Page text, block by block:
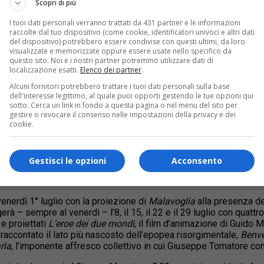
barriera, la rassegna di “quartiere” che negli anni ha riscosso
Organizzata da Aiace Torino e dalla Circoscrizione 6
ai residenti delle zone Barriera di Milano e Regio Parco,
cintura e della provincia.
sale di proiezione,Cinema di barriera, curato come sempre da
in cartellone film d’autore che offrono spunti di
d’Italia e al tema dell’identità nazionale, soffermandosi in
generazioni quali protagoniste di epocali fasi di
1° luglio con la proiezione di Malavoglia alla presenza
– sempre al venerdì – l’8, il 15, il 22 e il 29 luglio con
e proiettati L’eroe dei due mondi, il film d’animazione di Guido
il lato più nascosto dell’epopea risorgimentale,
, l’imponente affresco collettivo in cui Giuseppe Tornatore
Scopri di più
I tuoi dati personali verranno trattati da 431 partner e le informazioni
raccolte dal tuo dispositivo (come cookie, identificatori univoci e altri dati
del dispositivo) potrebbero essere condivise con questi ultimi, da loro
visualizzate e memorizzate oppure essere usate nello specifico da
questo sito. Noi e i nostri partner potremmo utilizzare dati di
localizzazione esatti. Elenco dei partner.
Alcuni fornitori potrebbero trattare i tuoi dati personali sulla base
dell'interesse legittimo, al quale puoi opporti gestendo le tue opzioni qui
sotto. Cerca un link in fondo a questa pagina o nel menu del sito per
gestire o revocare il consenso nelle impostazioni della privacy e dei
cookie.
Acconsento
Gestisci le opzioni